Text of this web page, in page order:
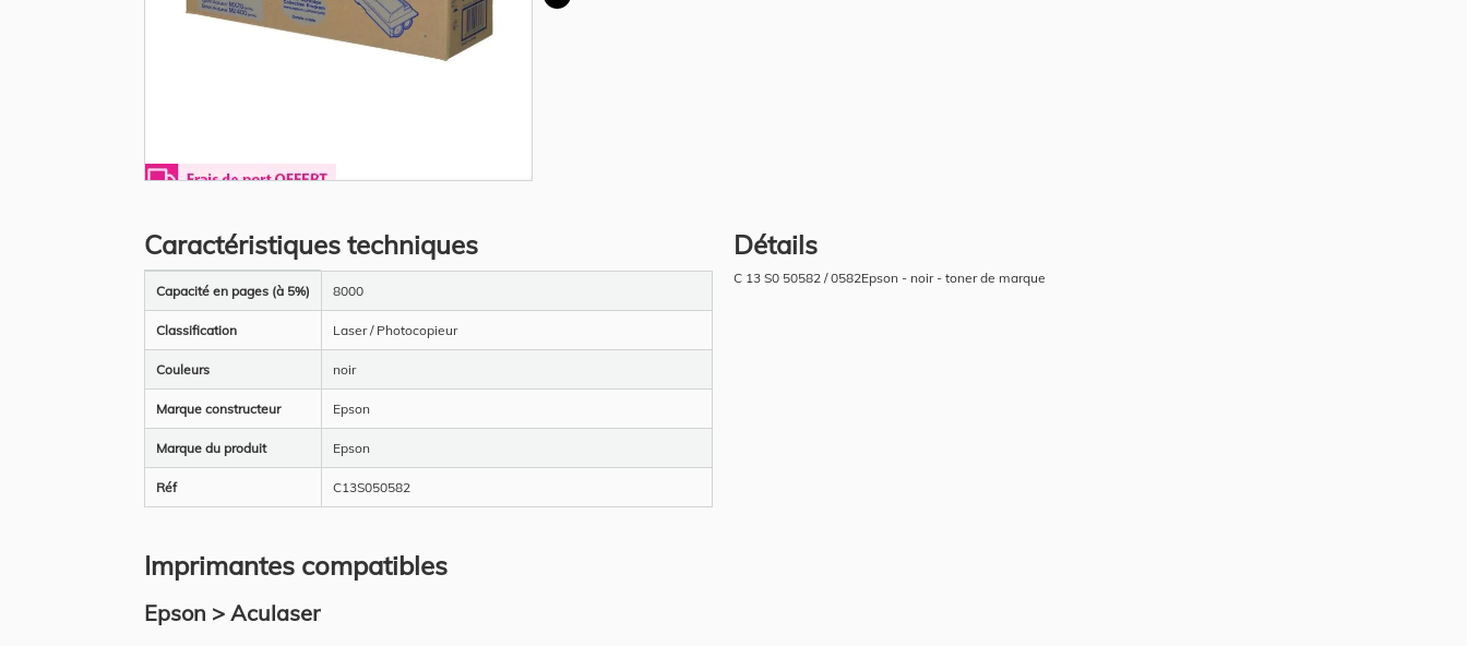
beginning
of
the
images
gallery
Caractéristiques techniques
d’information
Capacité en pages (à 5%) 8000
Classification Laser / Photocopieur
Couleurs noir
Marque constructeur Epson
Marque du produit Epson
Réf C13S050582
Détails
C 13 S0 50582 / 0582Epson - noir - toner de marque
Imprimantes compatibles
Epson > Aculaser